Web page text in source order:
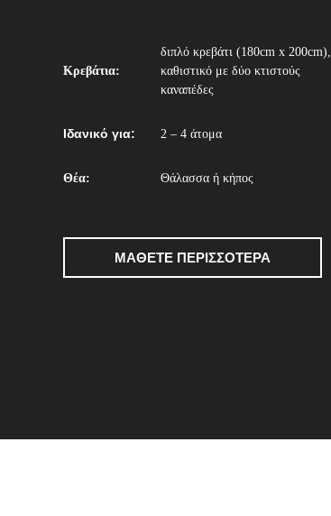
Κρεβάτια:
διπλό κρεβάτι (180cm x 200cm),
καθιστικό με δύο κτιστούς
καναπέδες
Ιδανικό για: 2 – 4 άτομα
Θέα: Θάλασσα ή κήπος
ΜΑΘΕΤΕ ΠΕΡΙΣΣΟΤΕΡΑ